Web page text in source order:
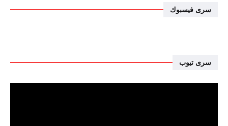
سرى فيسبوك
سرى تيوب